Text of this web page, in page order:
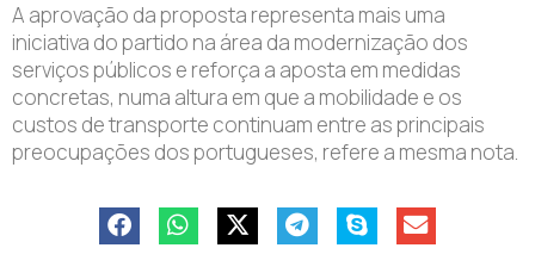
A aprovação da proposta representa mais uma
iniciativa do partido na área da modernização dos
serviços públicos e reforça a aposta em medidas
concretas, numa altura em que a mobilidade e os
custos de transporte continuam entre as principais
preocupações dos portugueses, refere a mesma nota.